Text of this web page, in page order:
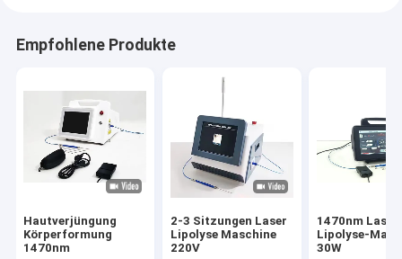
Empfohlene Produkte
Hautverjüngung
Körperformung
1470nm
2-3 Sitzungen Laser
Lipolyse Maschine
220V
1470nm
Lipolyse-
30W